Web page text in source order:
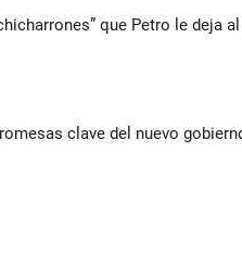
que Petro le deja
clave del nuevo